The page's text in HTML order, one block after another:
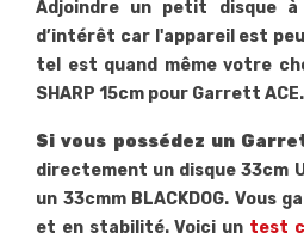
Adjoindre un petit disque
d’intérêt car l'appareil est
tel est quand même votre
SHARP 15cm pour Garrett ACE.
Si vous possédez un
directement un disque 33cm
un 33cmm BLACKDOG. Vous
et en stabilité. Voici un test